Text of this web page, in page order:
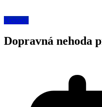
Nehody
Dopravná nehoda